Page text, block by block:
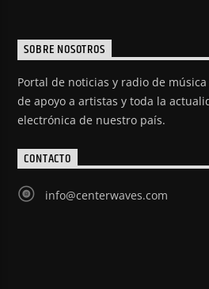
SOBRE NOSOTROS
Portal de noticias y radio de
de apoyo a artistas y toda la
electrónica de nuestro país.
CONTACTO
info@centerwaves.com